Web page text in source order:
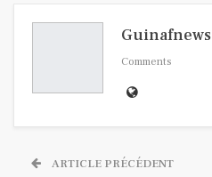
Guinafnews
Comments
ARTICLE PRÉCÉDENT